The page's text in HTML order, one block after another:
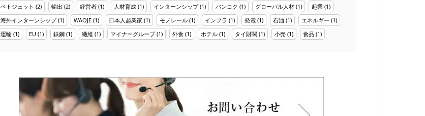
ベトジェット (2) 輸出 (2) 経営者 (1) 人材育成 (1) インターンシップ(1) バンコク (1) グローバル人材 (1) 起業 (1)
海外インターンシップ(1) WAOJE (1) 日本人起業家 (1) モノレール (1) インフラ (1) 発電 (1) 石油 (1) エネルギー (1)
運輸 (1) EU (1) 鉄鋼 (1) 繊維 (1) マイナーグループ(1) 外食 (1) ホテル (1) タイ財閥 (1) 小売 (1) 食品 (1)